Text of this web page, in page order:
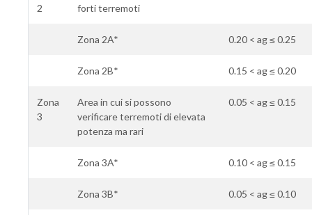
2
forti terremoti
Zona 2A* 0.20 < ag ≤ 0.25
Zona 2B* 0.15 < ag ≤ 0.20
Zona
3
Area in cui si possono
verificare terremoti di elevata
potenza ma rari
0.05 < ag ≤ 0.15
Zona 3A* 0.10 < ag ≤ 0.15
Zona 3B* 0.05 < ag ≤ 0.10